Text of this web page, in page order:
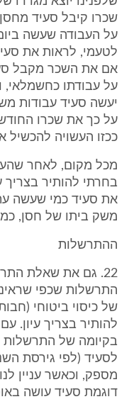
שכרו קיבל סעיד
על העבודה שעשה
לטעמי, לראות את
אם את השכר מקבל
על עבודתו כחשמלאי,
יעשה סעיד עבודות
על כך את שכרו
ככזו העשויה להכשיל
מכל מקום, לאחר
בחרתי להותיר בצריך
את סעיד כמי שעשה
משק ביתו של חסן,
ההתרשלות
22. גם את שאלת
התרשלות שכפי
של כיסוי ביטוחי
להותיר בצריך עיון.
בקיומה של התרשלות
לסעיד (לפי גירסת
מספק, וכאשר עניין
דוגמת סעיד עושה